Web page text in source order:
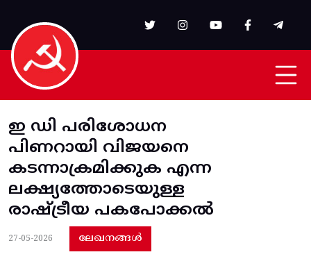
ഇ ഡി പരിശോധന
പിണറായി വിജയനെ
കടന്നാക്രമിക്കുക എന്ന
ലക്ഷ്യത്തോടെയുള്ള
രാഷ്ട്രീയ പകപോക്കൽ
27-05-2026 ലേഖനങ്ങൾ